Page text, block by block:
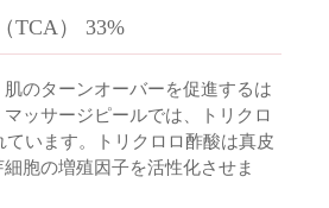
TCA） 33%
肌のターンオーバーを促進するは
ッサージピールでは、トリクロ
います。トリクロロ酢酸は真皮
胞の増殖因子を活性化させま